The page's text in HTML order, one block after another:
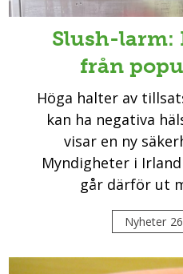
Slush-larm:
från
Höga halter av
kan ha negativa
visar en ny
Myndigheter i
går därför ut
Nyheter